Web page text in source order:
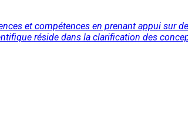
et compétences en prenant appui sur
réside dans la clarification des